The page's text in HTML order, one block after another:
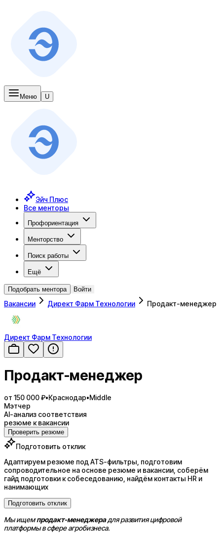
Меню U
Эйч Плюс
Все менторы
Профориентация
Менторство
Поиск работы
Ещё
Подобрать ментора Войти
Вакансии Директ Фарм Технологии Продакт-менеджер
Директ Фарм Технологии
Продакт-менеджер
от 150 000 ₽•Краснодар•Middle
Мэтчер
AI-анализ соответствия
резюме к вакансии
Проверить резюме
Подготовить отклик
Адаптируем резюме под ATS-фильтры, подготовим
сопроводительное на основе резюме и вакансии, соберём
гайд подготовки к собеседованию, найдём контакты HR и
нанимающих
Подготовить отклик
Мы ищемпродакт-менеджерадля развития цифровой
платформы в сфере агробизнеса.